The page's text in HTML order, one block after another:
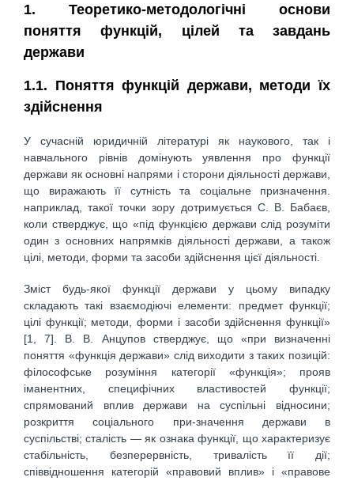
1. Теоретико-методологічні основи
поняття функцій, цілей та завдань
держави
1.1. Поняття функцій держави, методи їх
здійснення
У сучасній юридичній літературі як наукового, так і
навчального рівнів домінують уявлення про функції
держави як основні напрями і сторони діяльності держави,
що виражають її сутність та соціальне призначення.
наприклад, такої точки зору дотримується С. В. Бабаєв,
коли стверджує, що «під функцією держави слід розуміти
один з основних напрямків діяльності держави, а також
цілі, методи, форми та засоби здійснення цієї діяльності.
Зміст будь-якої функції держави у цьому випадку
складають такі взаємодіючі елементи: предмет функції;
цілі функції; методи, форми і засоби здійснення функції»
[1, 7]. В. В. Анцупов стверджує, що «при визначенні
поняття «функція держави» слід виходити з таких позицій:
філософське розуміння категорії «функція»; прояв
іманентних, специфічних властивостей функції;
спрямований вплив держави на суспільні відносини;
розкриття соціального при-значення держави в
суспільстві; сталість — як ознака функції, що характеризує
стабільність, безперервність, тривалість її дії;
співвідношення категорій «правовий вплив» і «правове